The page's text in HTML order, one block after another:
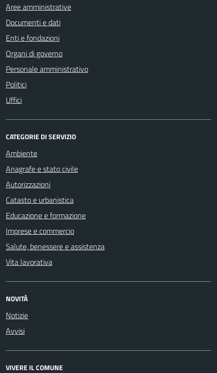
Aree amministrative
Documenti e dati
Enti e fondazioni
Organi di governo
Personale amministrativo
Politici
Uffici
CATEGORIE DI SERVIZIO
Ambiente
Anagrafe e stato civile
Autorizzazioni
Catasto e urbanistica
Educazione e formazione
Imprese e commercio
Salute, benessere e assistenza
Vita lavorativa
NOVITÀ
Notizie
Avvisi
VIVERE IL COMUNE